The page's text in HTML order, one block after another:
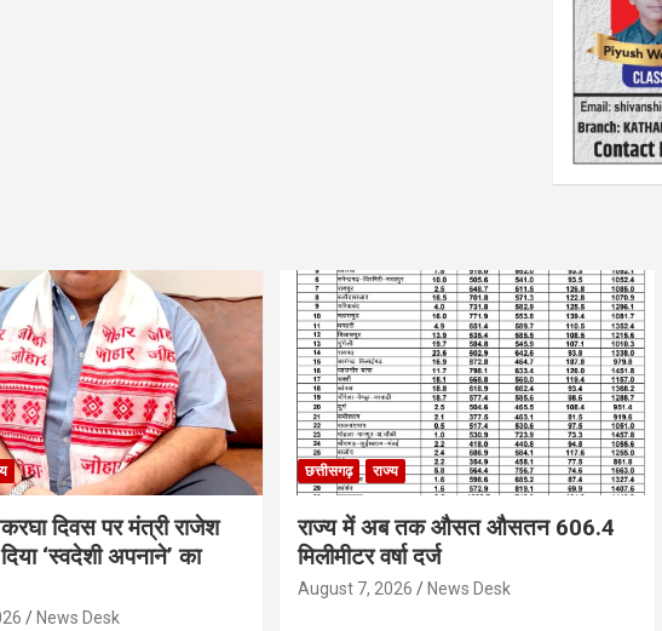
दिवस पर मंत्री राजेश
‘स्वदेशी अपनाने’ का
News Desk
छत्तीसगढ़ राज्य
राज्य में अब तक औसत औसतन 606.4
मिलीमीटर वर्षा दर्ज
August 7, 2026 News Desk